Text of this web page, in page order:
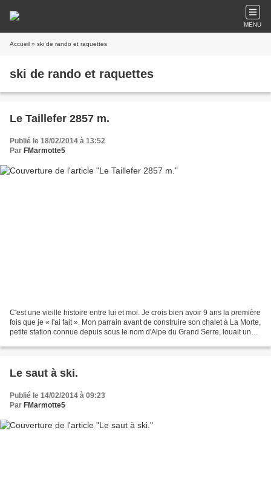
MENU
Accueil » ski de rando et raquettes
ski de rando et raquettes
Le Taillefer 2857 m.
Publié le 18/02/2014 à 13:52
Par FMarmotte5
C'est une vieille histoire entre lui et moi. Je crois bien avoir 9 ans la première
fois que je « l'ai fait ». Mon parrain avant de construire son chalet à La Morte,
petite station connue depuis sous le nom d'Alpe du Grand Serre, louait une
Le saut à ski.
Publié le 14/02/2014 à 09:23
Par FMarmotte5